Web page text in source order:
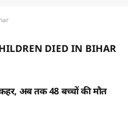
DIED IN BIHAR
अब तक 48 बच्चों की मौत